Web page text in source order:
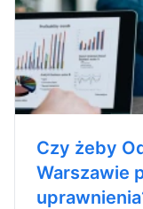
Czy żeby
Warszawie